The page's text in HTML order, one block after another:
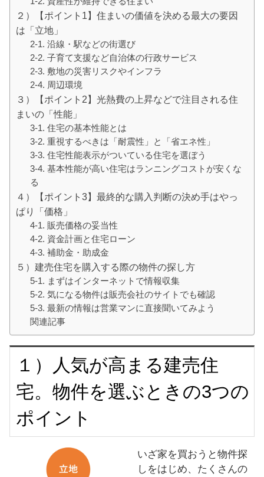
２）【ポイント1】住まいの価値を決める最大の要因
は「立地」
2-1. 沿線・駅などの街選び
2-2. 子育て支援など自治体の行政サービス
2-3. 敷地の災害リスクやインフラ
2-4. 周辺環境
３）【ポイント2】光熱費の上昇などで注目される住
まいの「性能」
3-1. 住宅の基本性能とは
3-2. 重視するべきは「耐震性」と「省エネ性」
3-3. 住宅性能表示がついている住宅を選ぼう
3-4. 基本性能が高い住宅はランニングコストが安くな
る
４）【ポイント3】最終的な購入判断の決め手はやっ
ぱり「価格」
4-1. 販売価格の妥当性
4-2. 資金計画と住宅ローン
4-3. 補助金・助成金
５）建売住宅を購入する際の物件の探し方
5-1. まずはインターネットで情報収集
5-2. 気になる物件は販売会社のサイトでも確認
5-3. 最新の情報は営業マンに直接聞いてみよう
関連記事
１）人気が高まる建売住
宅。物件を選ぶときの3つの
ポイント
いざ家を買おうと物件探
しをはじめ、たくさんの